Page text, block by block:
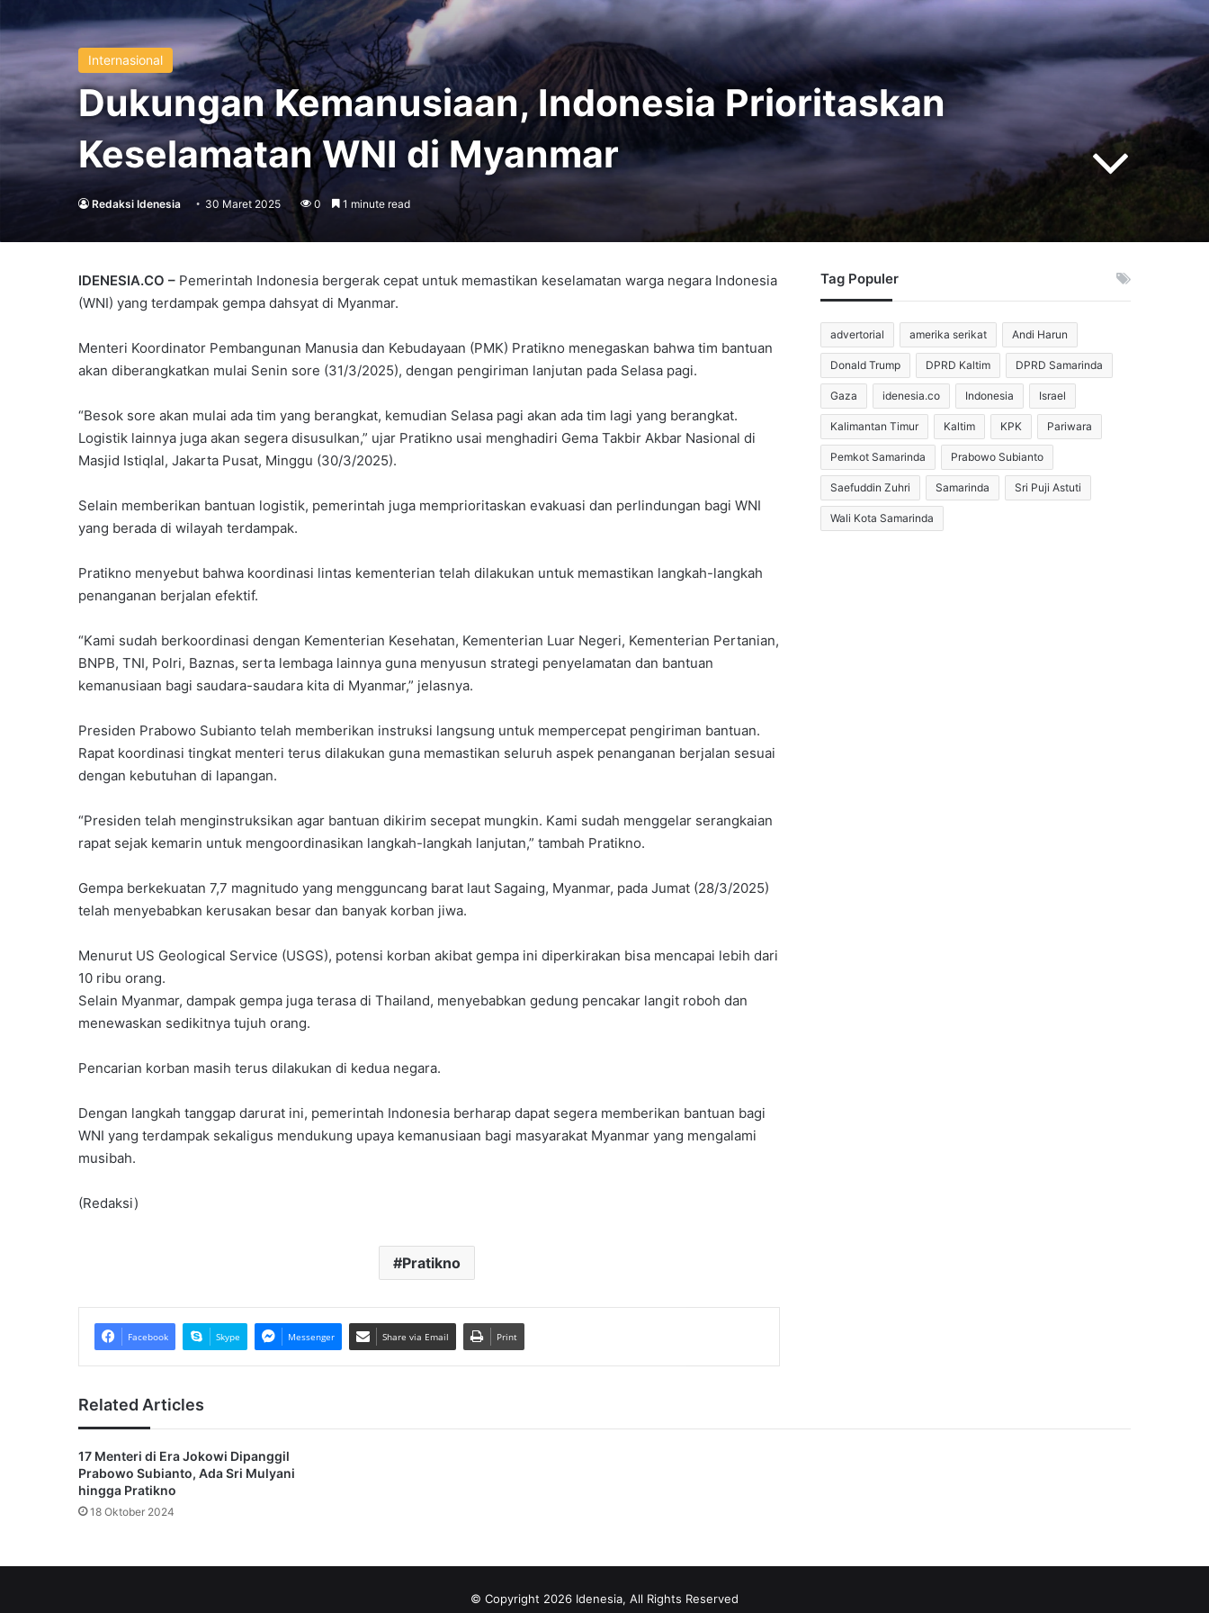
Internasional
Dukungan Kemanusiaan, Indonesia Prioritaskan
Keselamatan WNI di Myanmar
Redaksi Idenesia 30 Maret 2025 0 1 minute read
IDENESIA.CO – Pemerintah Indonesia bergerak cepat untuk memastikan keselamatan warga negara Indonesia
(WNI) yang terdampak gempa dahsyat di Myanmar.
Menteri Koordinator Pembangunan Manusia dan Kebudayaan (PMK) Pratikno menegaskan bahwa tim bantuan
akan diberangkatkan mulai Senin sore (31/3/2025), dengan pengiriman lanjutan pada Selasa pagi.
“Besok sore akan mulai ada tim yang berangkat, kemudian Selasa pagi akan ada tim lagi yang berangkat.
Logistik lainnya juga akan segera disusulkan,” ujar Pratikno usai menghadiri Gema Takbir Akbar Nasional di
Masjid Istiqlal, Jakarta Pusat, Minggu (30/3/2025).
Selain memberikan bantuan logistik, pemerintah juga memprioritaskan evakuasi dan perlindungan bagi WNI
yang berada di wilayah terdampak.
Pratikno menyebut bahwa koordinasi lintas kementerian telah dilakukan untuk memastikan langkah-langkah
penanganan berjalan efektif.
“Kami sudah berkoordinasi dengan Kementerian Kesehatan, Kementerian Luar Negeri, Kementerian Pertanian,
BNPB, TNI, Polri, Baznas, serta lembaga lainnya guna menyusun strategi penyelamatan dan bantuan
kemanusiaan bagi saudara-saudara kita di Myanmar,” jelasnya.
Presiden Prabowo Subianto telah memberikan instruksi langsung untuk mempercepat pengiriman bantuan.
Rapat koordinasi tingkat menteri terus dilakukan guna memastikan seluruh aspek penanganan berjalan sesuai
dengan kebutuhan di lapangan.
“Presiden telah menginstruksikan agar bantuan dikirim secepat mungkin. Kami sudah menggelar serangkaian
rapat sejak kemarin untuk mengoordinasikan langkah-langkah lanjutan,” tambah Pratikno.
Gempa berkekuatan 7,7 magnitudo yang mengguncang barat laut Sagaing, Myanmar, pada Jumat (28/3/2025)
telah menyebabkan kerusakan besar dan banyak korban jiwa.
Menurut US Geological Service (USGS), potensi korban akibat gempa ini diperkirakan bisa mencapai lebih dari
10 ribu orang.
Selain Myanmar, dampak gempa juga terasa di Thailand, menyebabkan gedung pencakar langit roboh dan
menewaskan sedikitnya tujuh orang.
Pencarian korban masih terus dilakukan di kedua negara.
Dengan langkah tanggap darurat ini, pemerintah Indonesia berharap dapat segera memberikan bantuan bagi
WNI yang terdampak sekaligus mendukung upaya kemanusiaan bagi masyarakat Myanmar yang mengalami
musibah.
(Redaksi)
Pratikno
Facebook Skype Messenger Share via Email Print
Tag Populer
advertorial amerika serikat Andi Harun
Donald Trump DPRD Kaltim DPRD Samarinda
Gaza idenesia.co Indonesia Israel
Kalimantan Timur Kaltim KPK Pariwara
Pemkot Samarinda Prabowo Subianto
Saefuddin Zuhri Samarinda Sri Puji Astuti
Wali Kota Samarinda
Related Articles
17 Menteri di Era Jokowi Dipanggil
Prabowo Subianto, Ada Sri Mulyani
hingga Pratikno
18 Oktober 2024
© Copyright 2026 Idenesia, All Rights Reserved